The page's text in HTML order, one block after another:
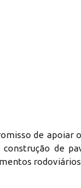
de apoiar
de